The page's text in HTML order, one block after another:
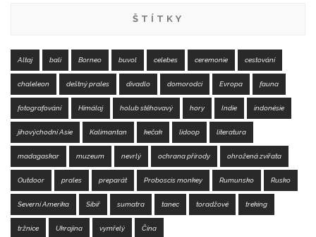
ŠTÍTKY
Altaj bali Borneo buvol celebes ceremonie cestování
chaleleon deštný prales divadlo domorodci Evropa fauna
fotografování Himálaj holub stěhovavý hory Indie indonésie
jihovýchodní Asie Kalimantan kečak lidoop literatura
madagaskar muzeum nevrlý ochrana přírody ohrožená zvířata
Outdoor prales preparát Proboscis monkey Rumunsko Rusko
Severní Amerika Sibiř sumatra tanec toradžové treking
tržnice Ukrajina vymřelý Čína